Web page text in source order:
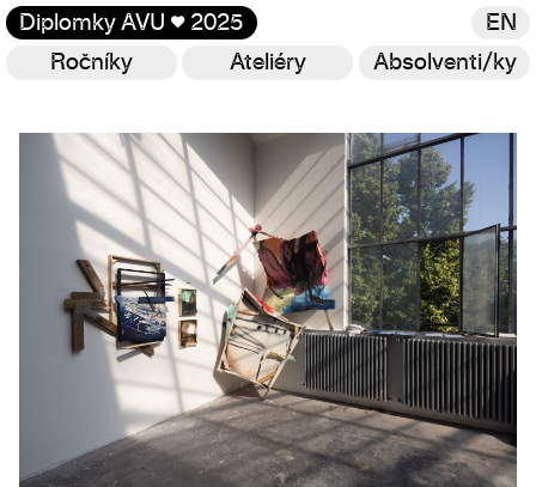
Diplomky AVU ♥ 2025
EN
Ročníky
Ateliéry Absolventi/ky